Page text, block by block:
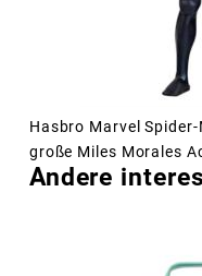
Hasbro Marvel
große Miles Morales
Andere